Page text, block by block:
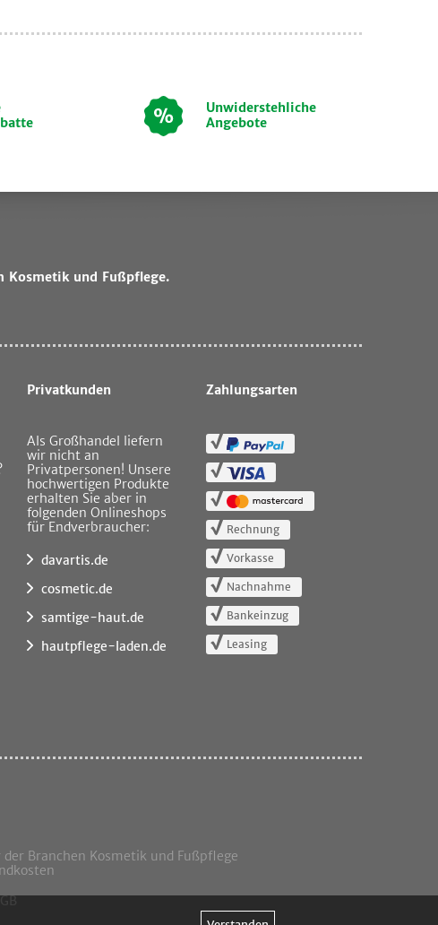
Unwiderstehliche
Angebote
Kosmetik und Fußpflege.
Privatkunden
Als Großhandel liefern
wir nicht an
Privatpersonen! Unsere
hochwertigen Produkte
erhalten Sie aber in
folgenden Onlineshops
für Endverbraucher:
davartis.de
cosmetic.de
samtige-haut.de
hautpflege-laden.de
Zahlungsarten
Rechnung
Vorkasse
Nachnahme
Bankeinzug
Leasing
Branchen Kosmetik und Fußpflege